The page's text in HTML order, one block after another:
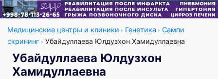
Медицинские центры и клиники Генетика
Сампи
скрининг
Убайдуллаева Юлдузхон Хамидуллаевна
Убайдуллаева Юлдузхон
Хамидуллаевна